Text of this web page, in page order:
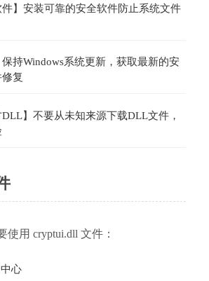
件】安装可靠的安全软件防止系统文件
保持Windows系统更新，获取最新的安
复
DLL】不要从未知来源下载DLL文件，
使用 cryptui.dll 文件：
心